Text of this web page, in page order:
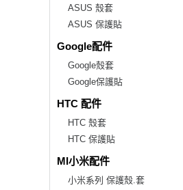
ASUS 殼套
ASUS 保護貼
Google配件
Google殼套
Google保護貼
HTC 配件
HTC 殼套
HTC 保護貼
MI小米配件
小米系列 保護殼.套